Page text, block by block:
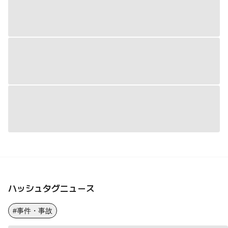
ハッシュタグニュース
#事件・事故